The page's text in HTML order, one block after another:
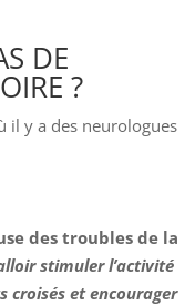
DE
?
il y a des neurologues
des troubles de la
stimuler l’activité
croisés et encourager